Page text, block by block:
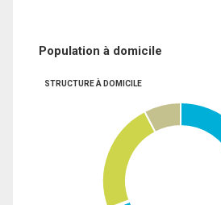
Population à domicile
STRUCTURE À DOMICILE